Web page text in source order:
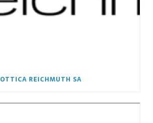
OTTICA REICHMUTH SA